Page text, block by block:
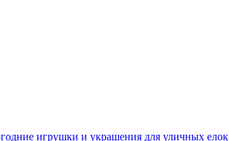
игрушки и украшения для уличных елок